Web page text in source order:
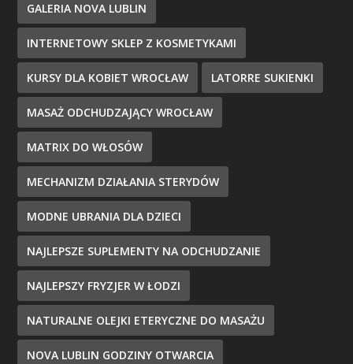
GALERIA NOVA LUBLIN
INTERNETOWY SKLEP Z KOSMETYKAMI
KURSY DLA KOBIET WROCŁAW LATORRE SUKIENKI
MASAŻ ODCHUDZAJĄCY WROCŁAW
MATRIX DO WŁOSÓW
MECHANIZM DZIAŁANIA STERYDÓW
MODNE UBRANIA DLA DZIECI
NAJLEPSZE SUPLEMENTY NA ODCHUDZANIE
NAJLEPSZY FRYZJER W ŁODZI
NATURALNE OLEJKI ETERYCZNE DO MASAŻU
NOVA LUBLIN GODZINY OTWARCIA